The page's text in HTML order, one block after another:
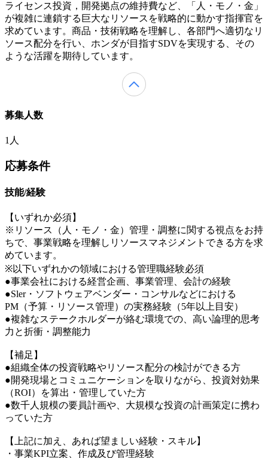
ライセンス投資，開発拠点の維持費など、「人・モノ・金」
が複雑に連鎖する巨大なリソースを戦略的に動かす指揮官を
求めています。商品・技術戦略を理解し、各部門へ適切なリ
ソース配分を行い、ホンダが目指すSDVを実現する、その
ような活躍を期待しています。
募集人数
1人
応募条件
技能/経験
【いずれか必須】
※リソース（人・モノ・金）管理・調整に関する視点をお持
ちで、事業戦略を理解しリソースマネジメントできる方を求
めています。
※以下いずれかの領域における管理職経験必須
●事業会社における経営企画、事業管理、会計の経験
●Sler・ソフトウェアベンダー・コンサルなどにおける
PM（予算・リソース管理）の実務経験（5年以上目安）
●複雑なステークホルダーが絡む環境での、高い論理的思考
力と折衝・調整能力
【補足】
●組織全体の投資戦略やリソース配分の検討ができる方
●開発現場とコミュニケーションを取りながら、投資対効果
（ROI）を算出・管理していた方
●数千人規模の要員計画や、大規模な投資の計画策定に携わ
っていた方
【上記に加え、あれば望ましい経験・スキル】
・事業KPI立案、作成及び管理経験